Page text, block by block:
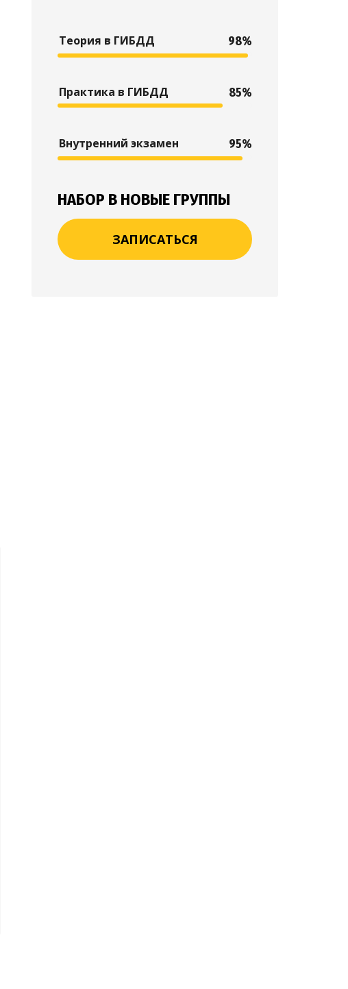
Теория в ГИБДД 98%
Практика в ГИБДД 85%
Внутренний экзамен 95%
НАБОР В НОВЫЕ ГРУППЫ
ЗАПИСАТЬСЯ